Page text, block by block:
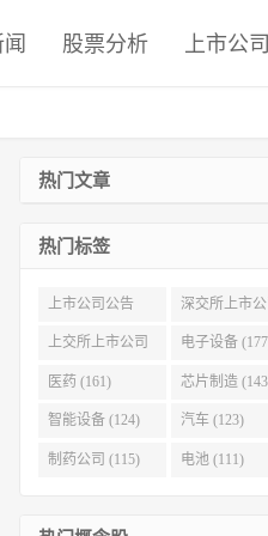
股票分析 上市公司
热门文章
热门标签
上市公司公告
(321)
深交所上市公
(215)
上交所上市公司
(186)
电子设备
医药 (161) 芯片制造
智能设备 (124) 汽车 (123)
制药公司 (115) 电池 (111)